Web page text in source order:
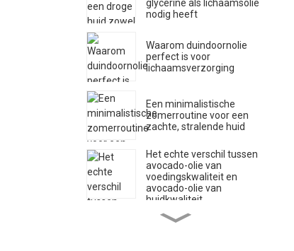
glycerine als lichaamsolie
nodig heeft
Waarom duindoornolie
perfect is voor
lichaamsverzorging
Een minimalistische
zomerroutine voor een
zachte, stralende huid
Het echte verschil tussen
avocado-olie van
voedingskwaliteit en
avocado-olie van
huidkwaliteit.
Hoe herken je echt